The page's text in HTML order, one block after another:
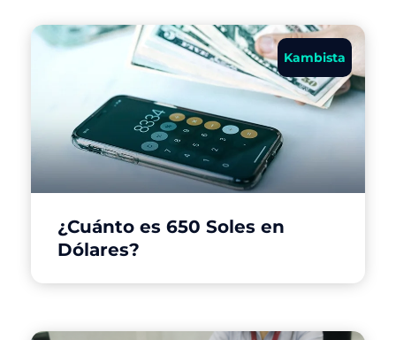
Kambista
¿Cuánto es 650 Soles en
Dólares?